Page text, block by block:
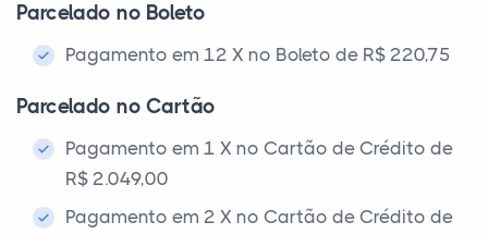
Parcelado no Boleto
Pagamento em 12 X no Boleto de R$ 220,75
Parcelado no Cartão
Pagamento em 1 X no Cartão de Crédito de
R$ 2.049,00
Pagamento em 2 X no Cartão de Crédito de